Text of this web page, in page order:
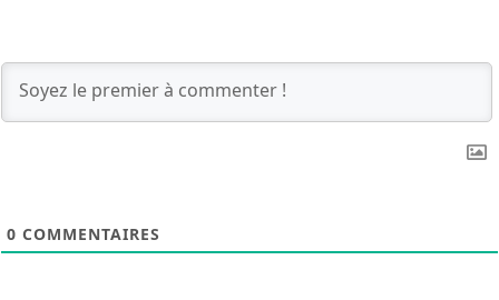
0 COMMENTAIRES